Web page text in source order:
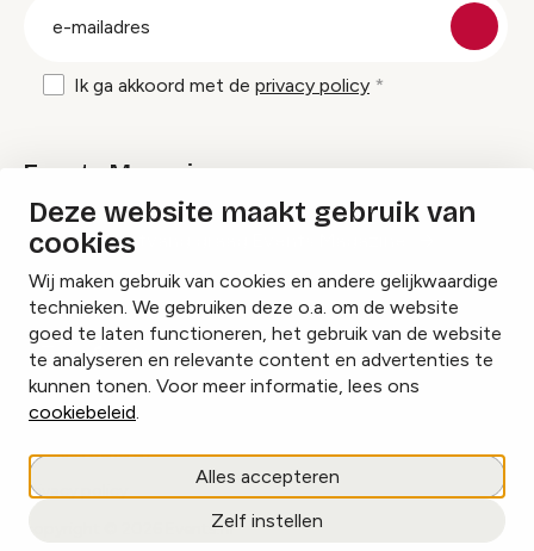
Deze website maakt gebruik van
cookies
Wij maken gebruik van cookies en andere gelijkwaardige
technieken. We gebruiken deze o.a. om de website
goed te laten functioneren, het gebruik van de website
te analyseren en relevante content en advertenties te
kunnen tonen. Voor meer informatie, lees ons
cookiebeleid.
Alles accepteren
Zelf instellen
Ik ga akkoord met de privacy policy
Events Magazine
Ik ontvang graag Events Magazine
InstagramFacebookLinkedIn
Cookies beheren
Privacy policy
copyright © 2026 Events.nl